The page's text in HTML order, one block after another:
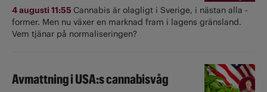
4 augusti 11:55 Cannabis är olagligt i ­Sverige, i nästan alla ­
former. Men nu växer en marknad fram i lagens gränsland.
Vem tjänar på normaliseringen?
Avmattning i USA:s cannabisvåg